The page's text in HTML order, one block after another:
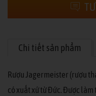
Chi tiết sản phẩm
Rượu Jagermeister (rượu
có xuất xứ từ Đức. Được làm